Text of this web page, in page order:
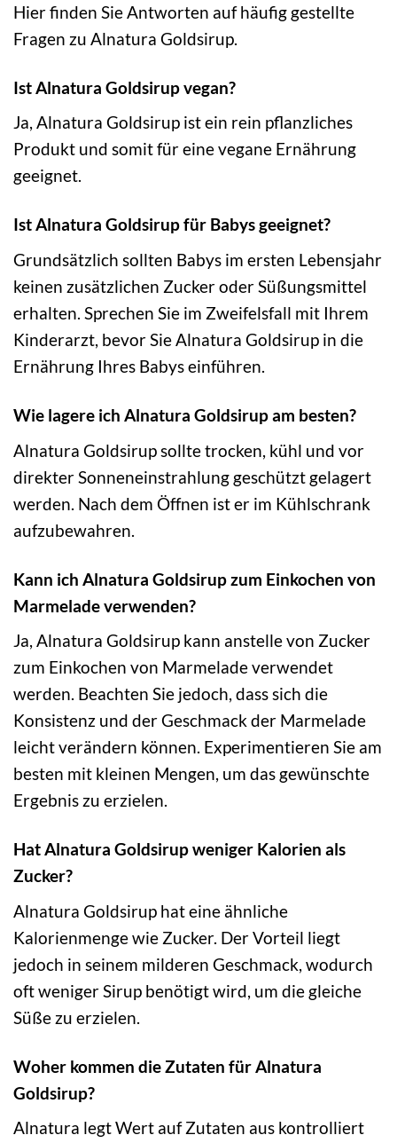
Hier finden Sie Antworten auf häufig gestellte
Fragen zu Alnatura Goldsirup.
Ist Alnatura Goldsirup vegan?
Ja, Alnatura Goldsirup ist ein rein pflanzliches
Produkt und somit für eine vegane Ernährung
geeignet.
Ist Alnatura Goldsirup für Babys geeignet?
Grundsätzlich sollten Babys im ersten Lebensjahr
keinen zusätzlichen Zucker oder Süßungsmittel
erhalten. Sprechen Sie im Zweifelsfall mit Ihrem
Kinderarzt, bevor Sie Alnatura Goldsirup in die
Ernährung Ihres Babys einführen.
Wie lagere ich Alnatura Goldsirup am besten?
Alnatura Goldsirup sollte trocken, kühl und vor
direkter Sonneneinstrahlung geschützt gelagert
werden. Nach dem Öffnen ist er im Kühlschrank
aufzubewahren.
Kann ich Alnatura Goldsirup zum Einkochen von
Marmelade verwenden?
Ja, Alnatura Goldsirup kann anstelle von Zucker
zum Einkochen von Marmelade verwendet
werden. Beachten Sie jedoch, dass sich die
Konsistenz und der Geschmack der Marmelade
leicht verändern können. Experimentieren Sie am
besten mit kleinen Mengen, um das gewünschte
Ergebnis zu erzielen.
Hat Alnatura Goldsirup weniger Kalorien als
Zucker?
Alnatura Goldsirup hat eine ähnliche
Kalorienmenge wie Zucker. Der Vorteil liegt
jedoch in seinem milderen Geschmack, wodurch
oft weniger Sirup benötigt wird, um die gleiche
Süße zu erzielen.
Woher kommen die Zutaten für Alnatura
Goldsirup?
Alnatura legt Wert auf Zutaten aus kontrolliert